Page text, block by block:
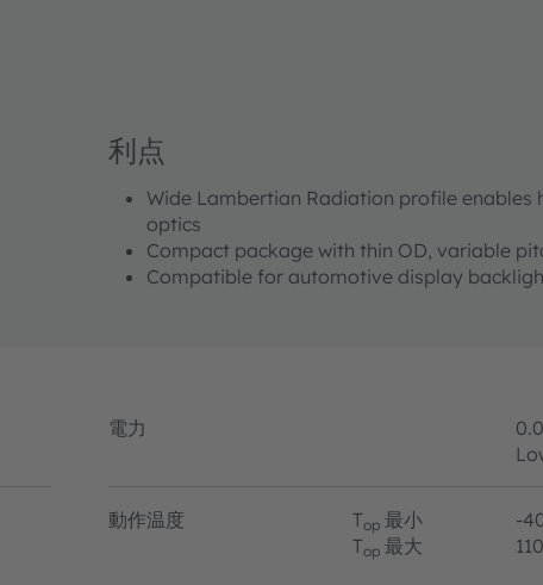
利点
Wide Lambertian Radiation profile enables
optics
Compact package with thin OD, variable
Compatible for automotive display
電力
動作温度 Top 最小 -
Top 最大 110